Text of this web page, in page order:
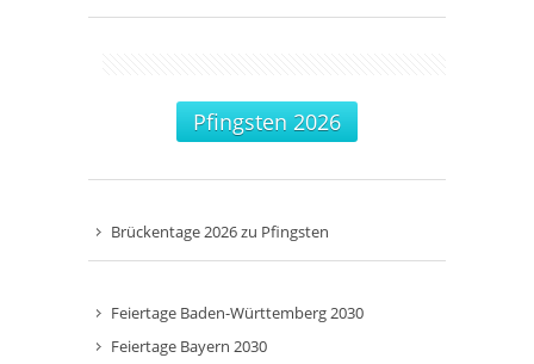
Pfingsten 2026
Brückentage 2026 zu Pfingsten
Feiertage Baden-Württemberg 2030
Feiertage Bayern 2030